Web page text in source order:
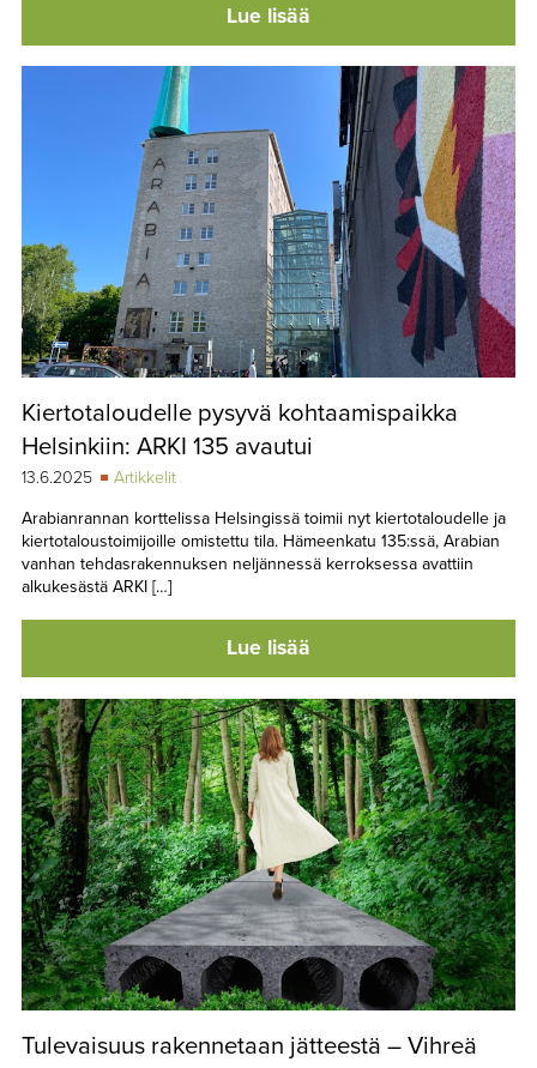
Lue lisää
Kiertotaloudelle pysyvä kohtaamispaikka
Helsinkiin: ARKI 135 avautui
13.6.2025
Artikkelit
Arabianrannan korttelissa Helsingissä toimii nyt kiertotaloudelle ja
kiertotaloustoimijoille omistettu tila. Hämeenkatu 135:ssä, Arabian
vanhan tehdasrakennuksen neljännessä kerroksessa avattiin
alkukesästä ARKI […]
Lue lisää
Tulevaisuus rakennetaan jätteestä – Vihreä